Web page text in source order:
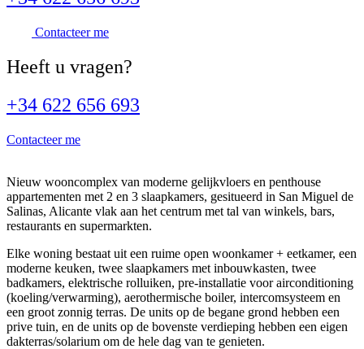
Contacteer me
Heeft u vragen?
+34 622 656 693
Contacteer me
Nieuw wooncomplex van moderne gelijkvloers en penthouse
appartementen met 2 en 3 slaapkamers, gesitueerd in San Miguel de
Salinas, Alicante vlak aan het centrum met tal van winkels, bars,
restaurants en supermarkten.
Elke woning bestaat uit een ruime open woonkamer + eetkamer, een
moderne keuken, twee slaapkamers met inbouwkasten, twee
badkamers, elektrische rolluiken, pre-installatie voor airconditioning
(koeling/verwarming), aerothermische boiler, intercomsysteem en
een groot zonnig terras. De units op de begane grond hebben een
prive tuin, en de units op de bovenste verdieping hebben een eigen
dakterras/solarium om de hele dag van te genieten.